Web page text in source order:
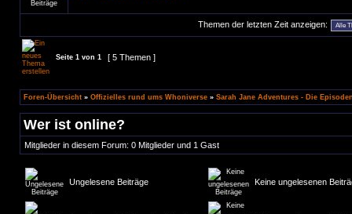
Themen der letzten Zeit anzeigen:
Seite 1 von 1 [ 5 Themen ]
Foren-Übersicht » Offizielles rund ums Whoniverse » Sarah Jane Adventures - Die
Wer ist online?
Mitglieder in diesem Forum: 0 Mitglieder und 1 Gast
Ungelesene Beiträge Keine ungelesenen